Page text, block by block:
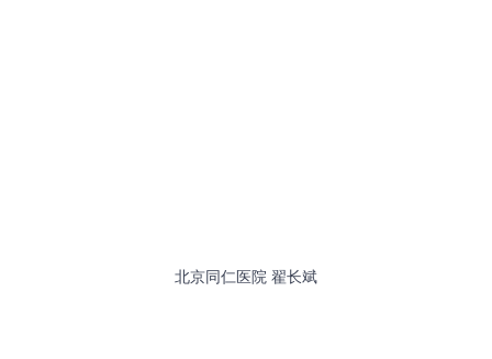
北京同仁医院 翟长斌